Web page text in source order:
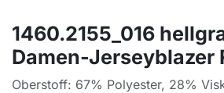
1460.2155_016
Damen-Jerseyblazer
Oberstoff: 67% Polyester, 28%